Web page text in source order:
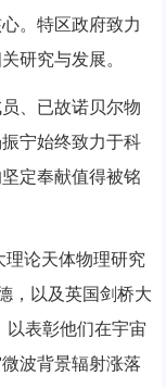
。特区政府致力
研究与发展。
、已故诺贝尔物
宁始终致力于科
定奉献值得被铭
论天体物理研究
，以及英国剑桥大
以表彰他们在宇宙
波背景辐射涨落